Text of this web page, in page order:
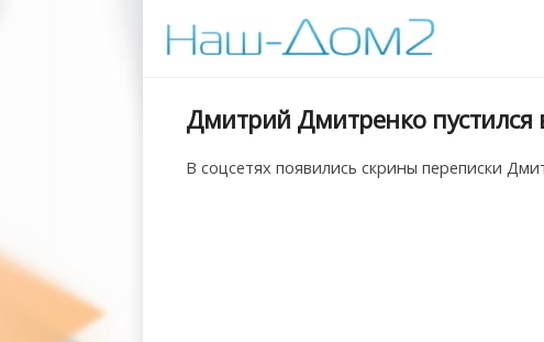
Дмитрий Дмитренко пустился
В соцсетях появились скрины переписки